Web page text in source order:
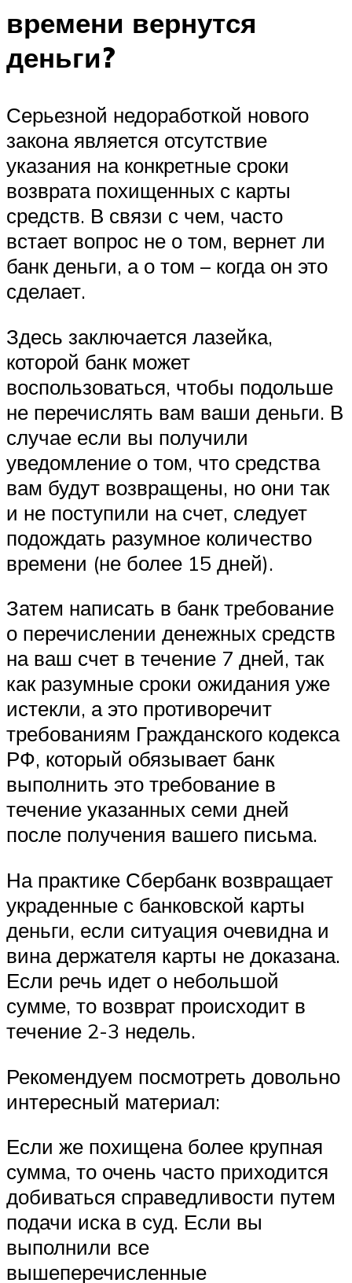
времени вернутся
деньги?
Серьезной недоработкой нового
закона является отсутствие
указания на конкретные сроки
возврата похищенных с карты
средств. В связи с чем, часто
встает вопрос не о том, вернет ли
банк деньги, а о том – когда он это
сделает.
Здесь заключается лазейка,
которой банк может
воспользоваться, чтобы подольше
не перечислять вам ваши деньги. В
случае если вы получили
уведомление о том, что средства
вам будут возвращены, но они так
и не поступили на счет, следует
подождать разумное количество
времени (не более 15 дней).
Затем написать в банк требование
о перечислении денежных средств
на ваш счет в течение 7 дней, так
как разумные сроки ожидания уже
истекли, а это противоречит
требованиям Гражданского кодекса
РФ, который обязывает банк
выполнить это требование в
течение указанных семи дней
после получения вашего письма.
На практике Сбербанк возвращает
украденные с банковской карты
деньги, если ситуация очевидна и
вина держателя карты не доказана.
Если речь идет о небольшой
сумме, то возврат происходит в
течение 2-3 недель.
Рекомендуем посмотреть довольно
интересный материал:
Если же похищена более крупная
сумма, то очень часто приходится
добиваться справедливости путем
подачи иска в суд. Если вы
выполнили все
вышеперечисленные